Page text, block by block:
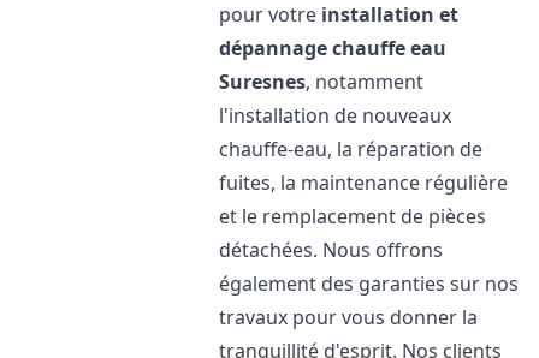
pour votre installation et
dépannage chauffe eau
Suresnes, notamment
l'installation de nouveaux
chauffe-eau, la réparation de
fuites, la maintenance régulière
et le remplacement de pièces
détachées. Nous offrons
également des garanties sur nos
travaux pour vous donner la
tranquillité d'esprit. Nos clients